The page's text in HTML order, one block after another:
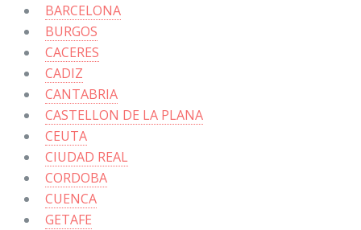
BARCELONA
BURGOS
CACERES
CADIZ
CANTABRIA
CASTELLON DE LA PLANA
CEUTA
CIUDAD REAL
CORDOBA
CUENCA
GETAFE